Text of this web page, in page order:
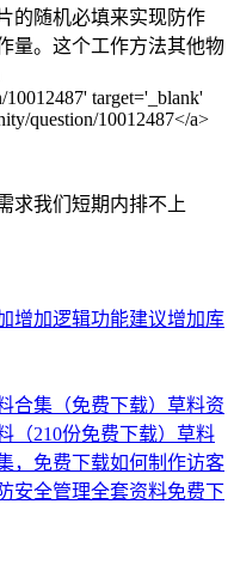
的随机必填来实现防作
量。这个工作方法其他物
target='_blank'
question/10012487</a>
求我们短期内排不上
增加逻辑功能建议增加库
合集（免费下载） 草料资
（210份免费下载） 草料
，免费下载如何制作访客
安全管理全套资料免费下